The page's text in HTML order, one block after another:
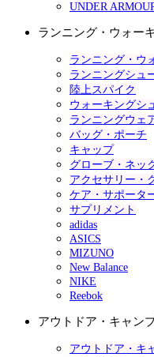
UNDER
ランニング・ウォー
ランニング・ウ
ランニングシュ
陸上スパイク
ウォーキングシ
ランニングウェ
バッグ・ポーチ
キャップ
グローブ・ネッ
アクセサリー・
ケア・サポータ
サプリメント
adidas
ASICS
MIZUNO
New Balance
NIKE
Reebok
アウトドア・キャン
アウトドア・キ